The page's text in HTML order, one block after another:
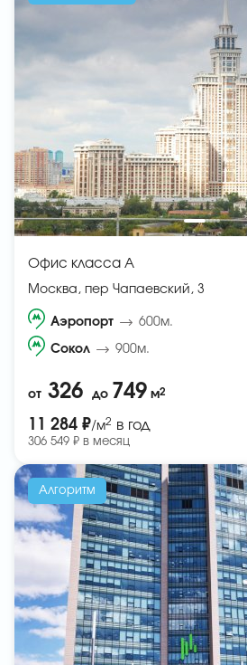
Офис класса A
Москва, пер Чапаевский, 3
Аэропорт 600м.
Сокол 900м.
от 326 до 749 м2
11 284 ₽/м2 в год
306 549 ₽ в месяц
Алгоритм